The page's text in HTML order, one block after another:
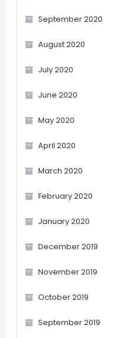
September 2020
August 2020
July 2020
June 2020
May 2020
April 2020
March 2020
February 2020
January 2020
December 2019
November 2019
October 2019
September 2019